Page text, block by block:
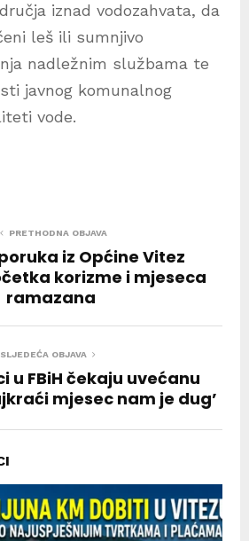
iznad vodozahvata, da
leš ili sumnjivo
nadležnim službama te
javnog komunalnog
vode.
PRETHODNA OBJAVA
iz Općine Vitez
korizme i mjeseca
ramazana
SLJEDEĆA OBJAVA
u FBiH čekaju uvećanu
mjesec nam je dug’